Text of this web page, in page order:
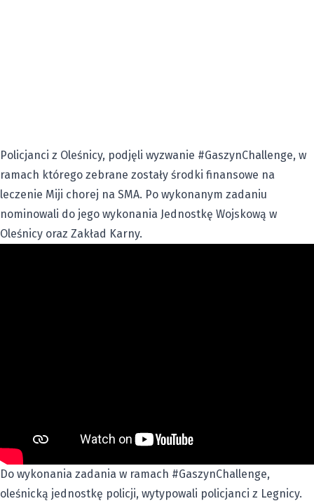
Policjanci z Oleśnicy, podjęli wyzwanie #GaszynChallenge, w
ramach którego zebrane zostały środki finansowe na
leczenie Miji chorej na SMA. Po wykonanym zadaniu
nominowali do jego wykonania Jednostkę Wojskową w
Oleśnicy oraz Zakład Karny.
Do wykonania zadania w ramach #GaszynChallenge,
oleśnicką jednostkę policji, wytypowali policjanci z Legnicy.